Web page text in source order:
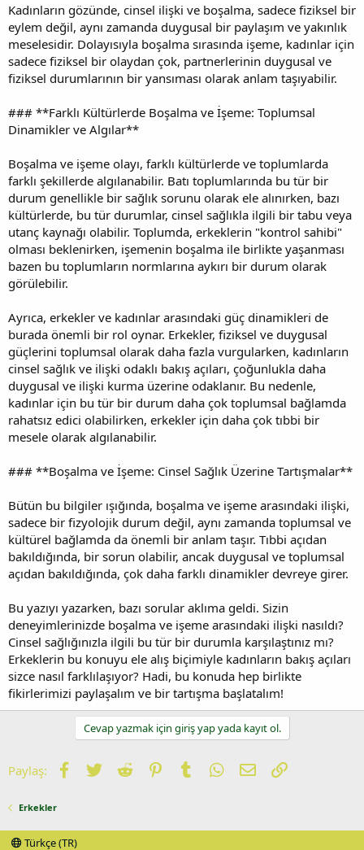
Kadınların gözünde, cinsel ilişki ve boşalma, sadece fiziksel bir
eylem değil, aynı zamanda duygusal bir paylaşım ve yakınlık
meselesidir. Dolayısıyla boşalma sırasında işeme, kadınlar için
sadece fiziksel bir olaydan çok, partnerlerinin duygusal ve
fiziksel durumlarının bir yansıması olarak anlam taşıyabilir.
### **Farklı Kültürlerde Boşalma ve İşeme: Toplumsal
Dinamikler ve Algılar**
Boşalma ve işeme olayı, farklı kültürlerde ve toplumlarda
farklı şekillerde algılanabilir. Batı toplumlarında bu tür bir
durum genellikle bir sağlık sorunu olarak ele alınırken, bazı
kültürlerde, bu tür durumlar, cinsel sağlıkla ilgili bir tabu veya
utanç kaynağı olabilir. Toplumda, erkeklerin "kontrol sahibi"
olması beklenirken, işemenin boşalma ile birlikte yaşanması
bazen bu toplumların normlarına aykırı bir durum olarak
görülebilir.
Ayrıca, erkekler ve kadınlar arasındaki güç dinamikleri de
burada önemli bir rol oynar. Erkekler, fiziksel ve duygusal
güçlerini toplumsal olarak daha fazla vurgularken, kadınların
cinsel sağlık ve ilişki odaklı bakış açıları, çoğunlukla daha
duygusal ve ilişki kurma üzerine odaklanır. Bu nedenle,
kadınlar için bu tür bir durum daha çok toplumsal bağlamda
rahatsız edici olabilirken, erkekler için daha çok tıbbi bir
mesele olarak algılanabilir.
### **Boşalma ve İşeme: Cinsel Sağlık Üzerine Tartışmalar**
Bütün bu bilgiler ışığında, boşalma ve işeme arasındaki ilişki,
sadece bir fizyolojik durum değil, aynı zamanda toplumsal ve
kültürel bağlamda da önemli bir anlam taşır. Tıbbi açıdan
bakıldığında, bir sorun olabilir, ancak duygusal ve toplumsal
açıdan bakıldığında, çok daha farklı dinamikler devreye girer.
Bu yazıyı yazarken, bazı sorular aklıma geldi. Sizin
deneyimlerinizde boşalma ve işeme arasındaki ilişki nasıldı?
Cinsel sağlığınızla ilgili bu tür bir durumla karşılaştınız mı?
Erkeklerin bu konuyu ele alış biçimiyle kadınların bakış açıları
sizce nasıl farklılaşıyor? Hadi, bu konuda hep birlikte
fikirlerimizi paylaşalım ve bir tartışma başlatalım!
Cevap yazmak için giriş yap yada kayıt ol.
Paylaş: Facebook
TwitterReddit PinterestTumblrWhatsApp
E-postaLink
Erkekler
Türkçe (TR)